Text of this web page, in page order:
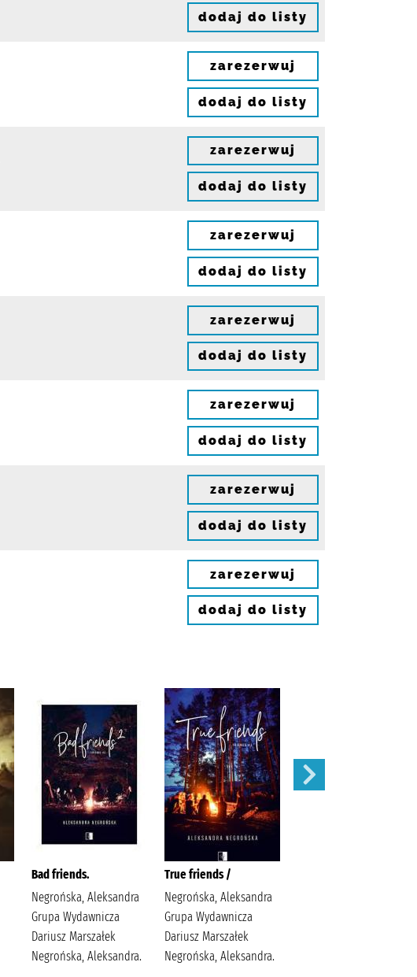
dodaj do listy
zarezerwuj
dodaj do listy
zarezerwuj
dodaj do listy
zarezerwuj
dodaj do listy
zarezerwuj
dodaj do listy
zarezerwuj
dodaj do listy
zarezerwuj
dodaj do listy
zarezerwuj
dodaj do listy
Bad friends.
Negrońska, Aleksandra
Grupa Wydawnicza
Dariusz Marszałek
Negrońska, Aleksandra.
True friends /
Negrońska, Aleksandra
Grupa Wydawnicza
Dariusz Marszałek
Negrońska, Aleksandra.